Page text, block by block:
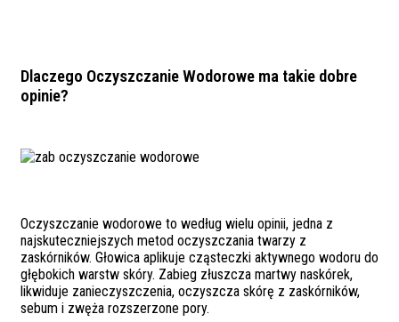
Dlaczego Oczyszczanie Wodorowe ma takie dobre
opinie?
Oczyszczanie wodorowe to według wielu opinii, jedna z
najskuteczniejszych metod oczyszczania twarzy z
zaskórników. Głowica aplikuje cząsteczki aktywnego wodoru do
głębokich warstw skóry. Zabieg złuszcza martwy naskórek,
likwiduje zanieczyszczenia, oczyszcza skórę z zaskórników,
sebum i zwęża rozszerzone pory.